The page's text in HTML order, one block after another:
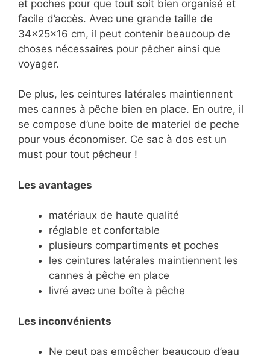
et poches pour que tout soit bien organisé et
facile d’accès. Avec une grande taille de
34x25x16 cm, il peut contenir beaucoup de
choses nécessaires pour pêcher ainsi que
voyager.
De plus, les ceintures latérales maintiennent
mes cannes à pêche bien en place. En outre, il
se compose d’une boite de materiel de peche
pour vous économiser. Ce sac à dos est un
must pour tout pêcheur !
Les avantages
matériaux de haute qualité
réglable et confortable
plusieurs compartiments et poches
les ceintures latérales maintiennent les
cannes à pêche en place
livré avec une boîte à pêche
Les inconvénients
Ne peut pas empêcher beaucoup d’eau